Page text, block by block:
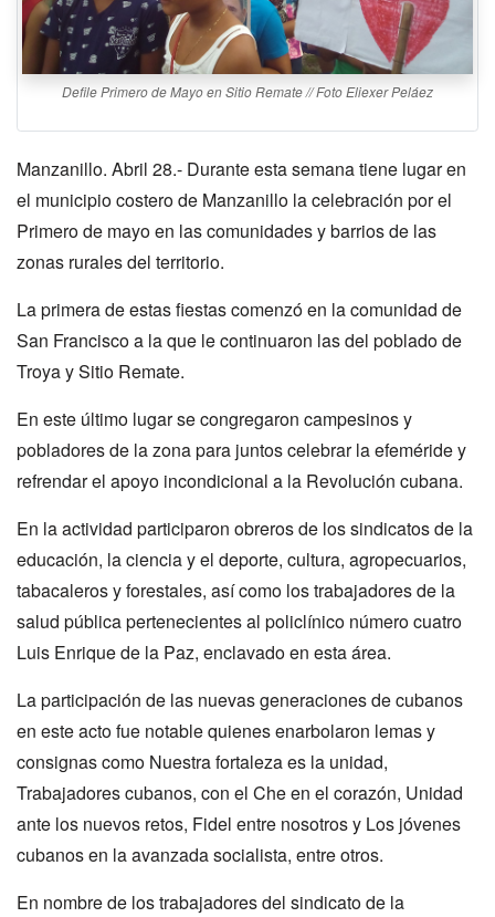
Defile Primero de Mayo en Sitio Remate // Foto Eliexer Peláez
Manzanillo. Abril 28.- Durante esta semana tiene lugar en
el municipio costero de Manzanillo la celebración por el
Primero de mayo en las comunidades y barrios de las
zonas rurales del territorio.
La primera de estas fiestas comenzó en la comunidad de
San Francisco a la que le continuaron las del poblado de
Troya y Sitio Remate.
En este último lugar se congregaron campesinos y
pobladores de la zona para juntos celebrar la efeméride y
refrendar el apoyo incondicional a la Revolución cubana.
En la actividad participaron obreros de los sindicatos de la
educación, la ciencia y el deporte, cultura, agropecuarios,
tabacaleros y forestales, así como los trabajadores de la
salud pública pertenecientes al policlínico número cuatro
Luis Enrique de la Paz, enclavado en esta área.
La participación de las nuevas generaciones de cubanos
en este acto fue notable quienes enarbolaron lemas y
consignas como Nuestra fortaleza es la unidad,
Trabajadores cubanos, con el Che en el corazón, Unidad
ante los nuevos retos, Fidel entre nosotros y Los jóvenes
cubanos en la avanzada socialista, entre otros.
En nombre de los trabajadores del sindicato de la